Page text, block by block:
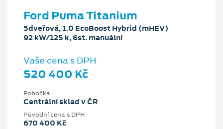
Ford Puma Titanium
5dveřová, 1.0 EcoBoost Hybrid (mHEV)
92 kW/125 k, 6st. manuální
Vaše cena s DPH
520 400 Kč
Pobočka
Centrální sklad v ČR
Původní cena s DPH
670 400 Kč